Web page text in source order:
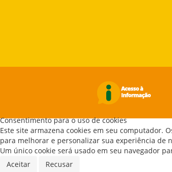
Consentimento para o uso de cookies
Este site armazena cookies em seu computador.
para melhorar e personalizar sua experiência de
Um único cookie será usado em seu navegador
Aceitar
Recusar